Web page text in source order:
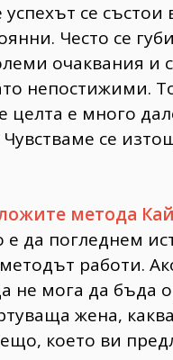
се
Често се
очаквания и
непостижими.
целта е много
се
метода
е да погледнем
работи.
не мога да бъда
жена,
което ви